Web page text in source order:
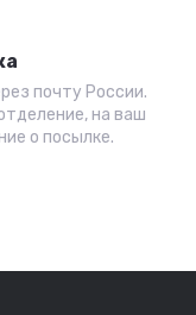
почту России.
на ваш
о посылке.